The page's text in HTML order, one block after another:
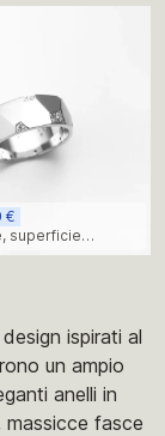
€
superficie
con diamanti
ispirati al
un ampio
anelli in
massicce fasce